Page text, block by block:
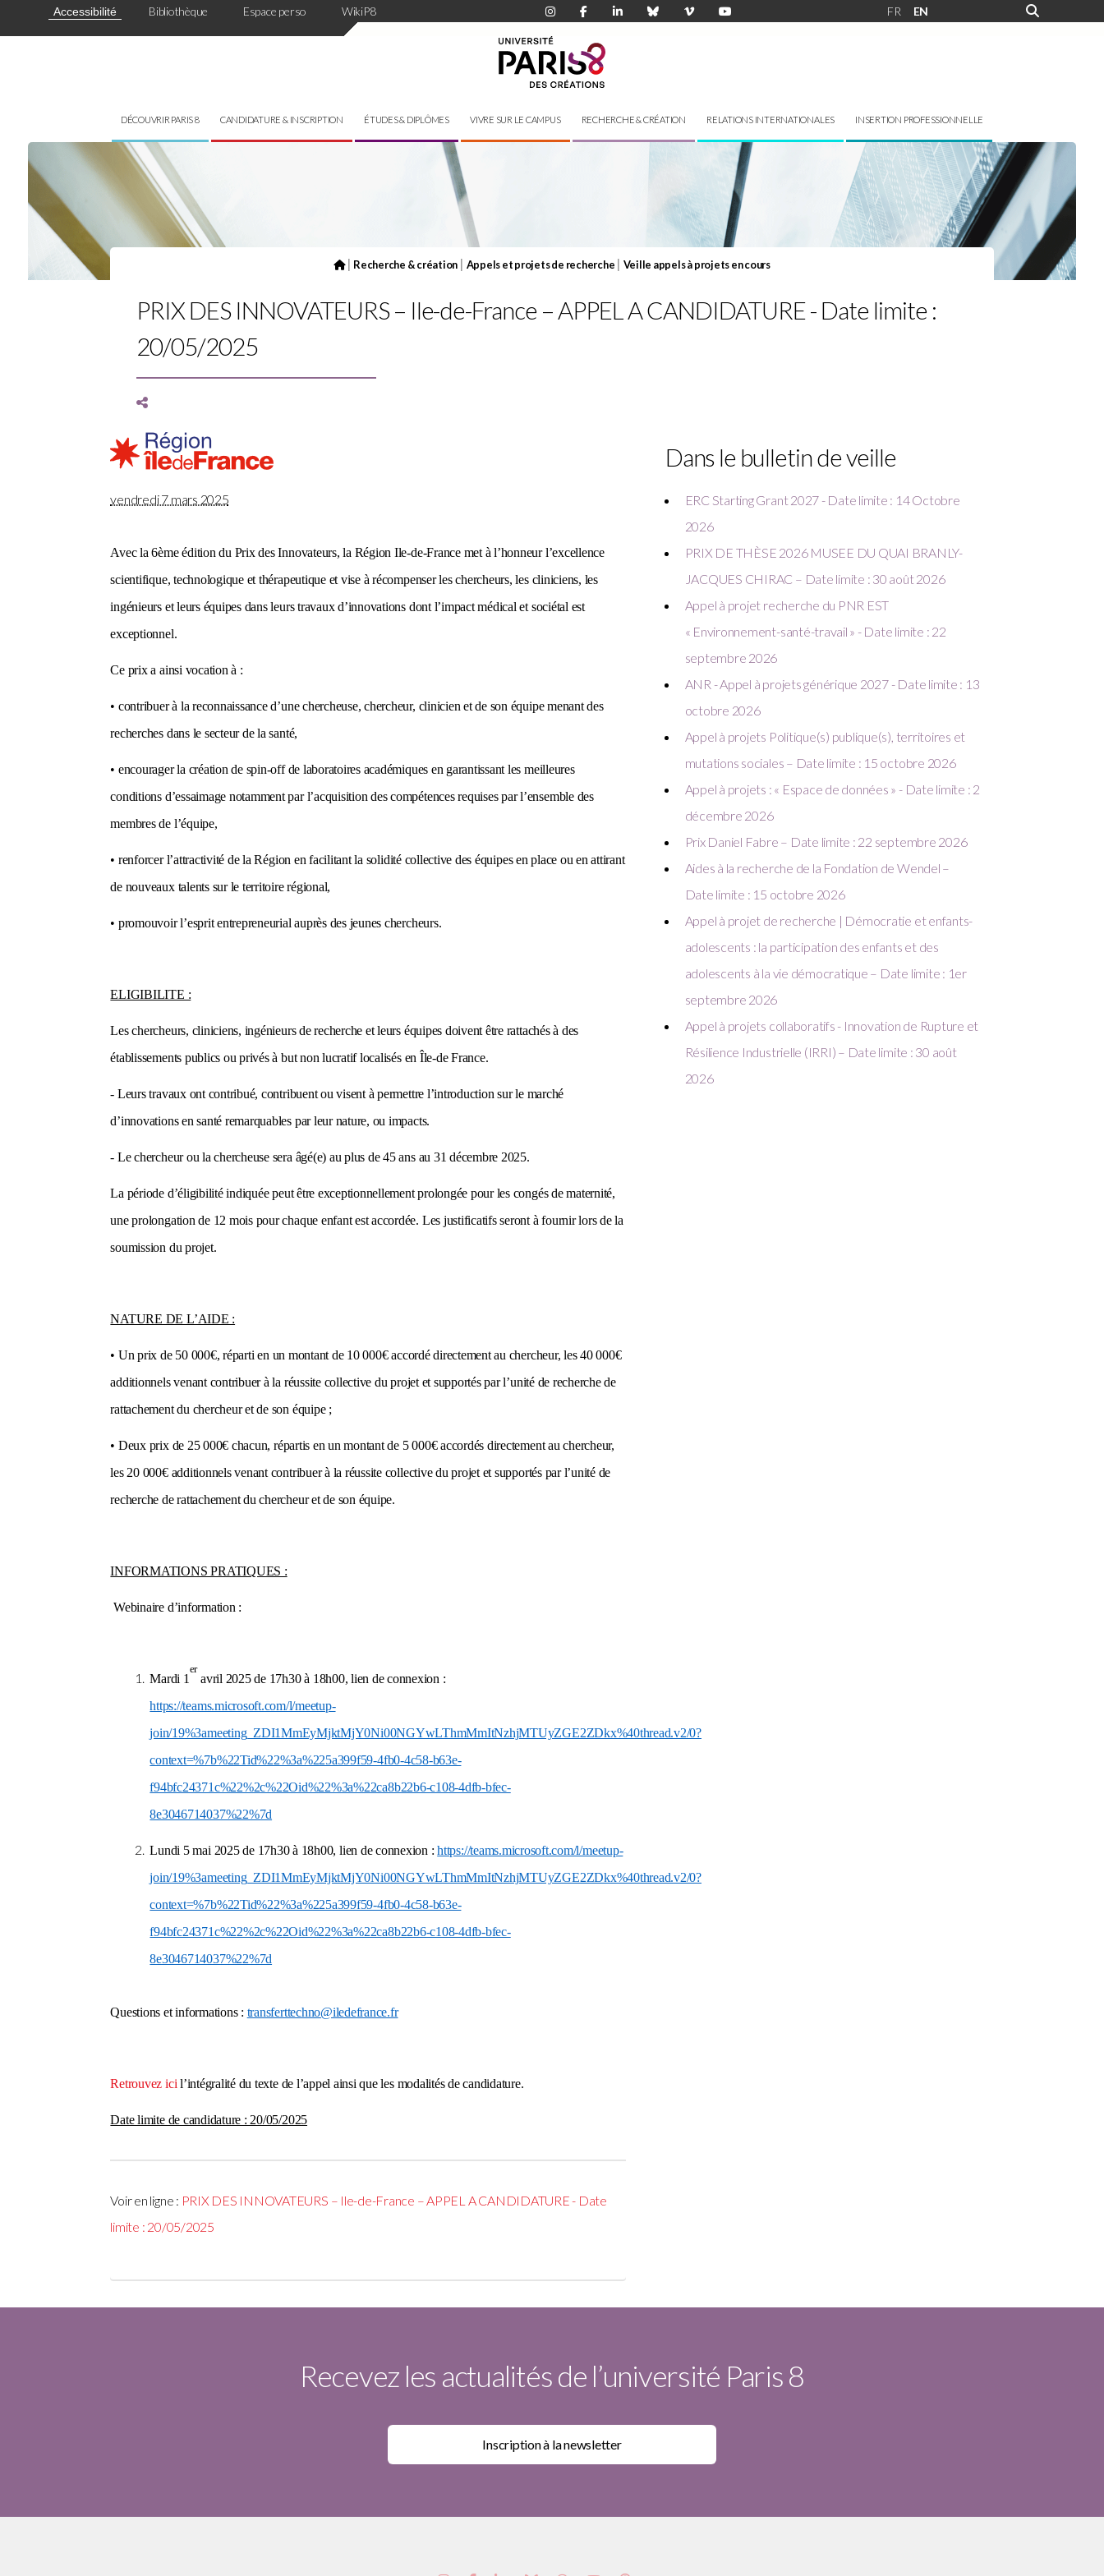
Accessibilité Bibliothèque Espace perso WikiP8 FR EN
DÉCOUVRIR PARIS 8 CANDIDATURE & INSCRIPTION ÉTUDES & DIPLÔMES VIVRE SUR LE CAMPUS RECHERCHE & CRÉATION RELATIONS INTERNATIONALES INSERTION PROFESSIONNELLE
| Recherche & création | Appels et projets de recherche | Veille appels à projets en cours
PRIX DES INNOVATEURS – Ile-de-France – APPEL A CANDIDATURE - Date limite :
20/05/2025
vendredi 7 mars 2025
Avec la 6ème édition du Prix des Innovateurs, la Région Ile-de-France met à l’honneur l’excellence
scientifique, technologique et thérapeutique et vise à récompenser les chercheurs, les cliniciens, les
ingénieurs et leurs équipes dans leurs travaux d’innovations dont l’impact médical et sociétal est
exceptionnel.
Ce prix a ainsi vocation à :
• contribuer à la reconnaissance d’une chercheuse, chercheur, clinicien et de son équipe menant des
recherches dans le secteur de la santé,
• encourager la création de spin-off de laboratoires académiques en garantissant les meilleures
conditions d’essaimage notamment par l’acquisition des compétences requises par l’ensemble des
membres de l’équipe,
• renforcer l’attractivité de la Région en facilitant la solidité collective des équipes en place ou en attirant
de nouveaux talents sur le territoire régional,
• promouvoir l’esprit entrepreneurial auprès des jeunes chercheurs.
ELIGIBILITE :
Les chercheurs, cliniciens, ingénieurs de recherche et leurs équipes doivent être rattachés à des
établissements publics ou privés à but non lucratif localisés en Île-de France.
- Leurs travaux ont contribué, contribuent ou visent à permettre l’introduction sur le marché
d’innovations en santé remarquables par leur nature, ou impacts.
- Le chercheur ou la chercheuse sera âgé(e) au plus de 45 ans au 31 décembre 2025.
La période d’éligibilité indiquée peut être exceptionnellement prolongée pour les congés de maternité,
une prolongation de 12 mois pour chaque enfant est accordée. Les justificatifs seront à fournir lors de la
soumission du projet.
NATURE DE L’AIDE :
• Un prix de 50 000€, réparti en un montant de 10 000€ accordé directement au chercheur, les 40 000€
additionnels venant contribuer à la réussite collective du projet et supportés par l’unité de recherche de
rattachement du chercheur et de son équipe ;
• Deux prix de 25 000€ chacun, répartis en un montant de 5 000€ accordés directement au chercheur,
les 20 000€ additionnels venant contribuer à la réussite collective du projet et supportés par l’unité de
recherche de rattachement du chercheur et de son équipe.
INFORMATIONS PRATIQUES :
Webinaire d’information :
Mardi 1
er
avril 2025 de 17h30 à 18h00, lien de connexion :
https://teams.microsoft.com/l/meetup-
join/19%3ameeting_ZDI1MmEyMjktMjY0Ni00NGYwLThmMmItNzhjMTUyZGE2ZDkx%40thread.v2/0?
context=%7b%22Tid%22%3a%225a399f59-4fb0-4c58-b63e-
f94bfc24371c%22%2c%22Oid%22%3a%22ca8b22b6-c108-4dfb-bfec-
8e3046714037%22%7d
Lundi 5 mai 2025 de 17h30 à 18h00, lien de connexion :https://teams.microsoft.com/l/meetup-
join/19%3ameeting_ZDI1MmEyMjktMjY0Ni00NGYwLThmMmItNzhjMTUyZGE2ZDkx%40thread.v2/0?
context=%7b%22Tid%22%3a%225a399f59-4fb0-4c58-b63e-
f94bfc24371c%22%2c%22Oid%22%3a%22ca8b22b6-c108-4dfb-bfec-
8e3046714037%22%7d
Questions et informations : transferttechno@iledefrance.fr
Retrouvez ici l’intégralité du texte de l’appel ainsi que les modalités de candidature.
Date limite de candidature : 20/05/2025
Voir en ligne : PRIX DES INNOVATEURS – Ile-de-France – APPEL A CANDIDATURE - Date
limite : 20/05/2025
Dans le bulletin de veille
ERC Starting Grant 2027 - Date limite : 14 Octobre
2026
PRIX DE THÈSE 2026 MUSEE DU QUAI BRANLY-
JACQUES CHIRAC – Date limite : 30 août 2026
Appel à projet recherche du PNR EST
« Environnement-santé-travail » - Date limite : 22
septembre 2026
ANR - Appel à projets générique 2027 - Date limite : 13
octobre 2026
Appel à projets Politique(s) publique(s), territoires et
mutations sociales – Date limite : 15 octobre 2026
Appel à projets : « Espace de données » - Date limite : 2
décembre 2026
Prix Daniel Fabre – Date limite : 22 septembre 2026
Aides à la recherche de la Fondation de Wendel –
Date limite : 15 octobre 2026
Appel à projet de recherche | Démocratie et enfants-
adolescents : la participation des enfants et des
adolescents à la vie démocratique – Date limite : 1er
septembre 2026
Appel à projets collaboratifs - Innovation de Rupture et
Résilience Industrielle (IRRI) – Date limite : 30 août
2026
Recevez les actualités de l’université Paris 8
Panneau de gestion des cookies